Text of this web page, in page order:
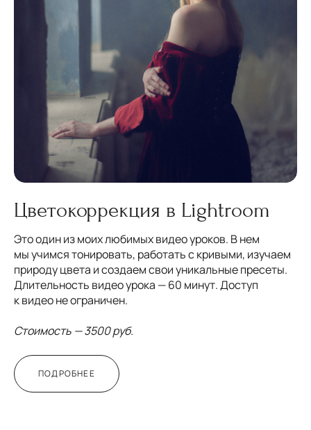
Цветокоррекция в Lightrооm
Это один из моих любимых видео уроков. В нем
мы учимся тонировать, работать с кривыми, изучаем
природу цвета и создаем свои уникальные пресеты.
Длительность видео урока — 60 минут. Доступ
к видео не ограничен.
Стоимость — 3500 руб.
ПОДРОБНЕЕ